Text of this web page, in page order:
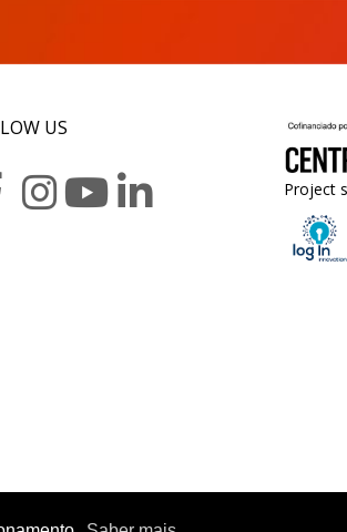
US
Project